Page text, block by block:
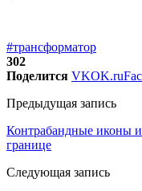
#трансформатор
302
Поделится VKOK.ru
Предыдущая запись
Контрабандные иконы
границе
Следующая запись